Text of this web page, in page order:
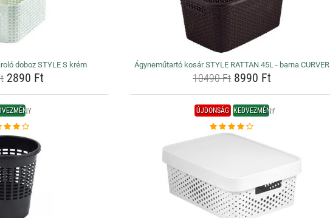
doboz STYLE S krém
2890 Ft
Ágyneműtartó kosár STYLE RATTAN 45L - barna CURVER
10490 Ft8990 Ft
ÚJDONSÁG KEDVEZMÉNY